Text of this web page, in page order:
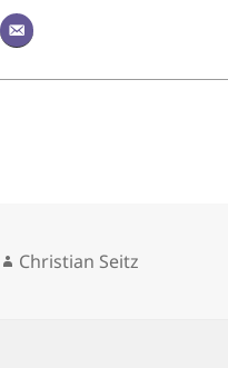
Autor
Christian Seitz